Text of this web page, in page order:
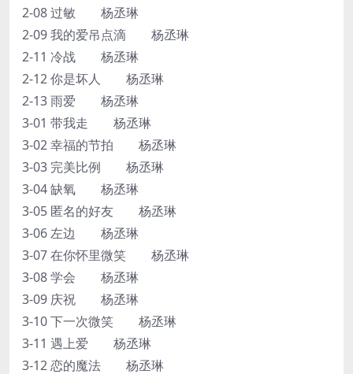
2-08 过敏 杨丞琳
2-09 我的爱吊点滴 杨丞琳
2-11 冷战 杨丞琳
2-12 你是坏人 杨丞琳
2-13 雨爱 杨丞琳
3-01 带我走 杨丞琳
3-02 幸福的节拍 杨丞琳
3-03 完美比例 杨丞琳
3-04 缺氧 杨丞琳
3-05 匿名的好友 杨丞琳
3-06 左边 杨丞琳
3-07 在你怀里微笑 杨丞琳
3-08 学会 杨丞琳
3-09 庆祝 杨丞琳
3-10 下一次微笑 杨丞琳
3-11 遇上爱 杨丞琳
3-12 恋的魔法 杨丞琳